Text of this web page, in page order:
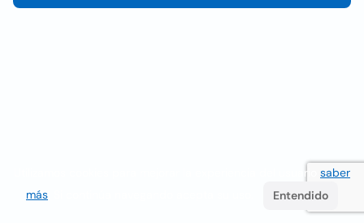
Utilizamos cookies para mejorar la experiencia del usuario saber
más
Entendido